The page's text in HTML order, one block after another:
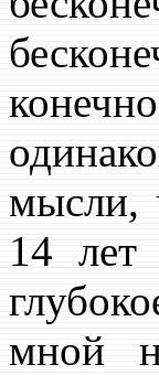
мысли,
14 лет
мной